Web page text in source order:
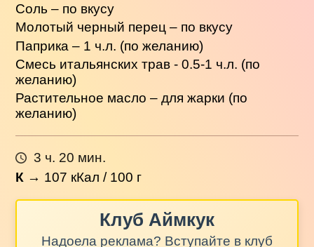
Соль – по вкусу
Молотый черный перец – по вкусу
Паприка – 1 ч.л. (по желанию)
Смесь итальянских трав - 0.5-1 ч.л. (по
желанию)
Растительное масло – для жарки (по
желанию)
3 ч. 20 мин.
К → 107 кКал / 100 г
Клуб Аймкук
Надоела реклама? Вступайте в клуб